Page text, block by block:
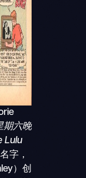
期六晚
Lulu
字，
）创